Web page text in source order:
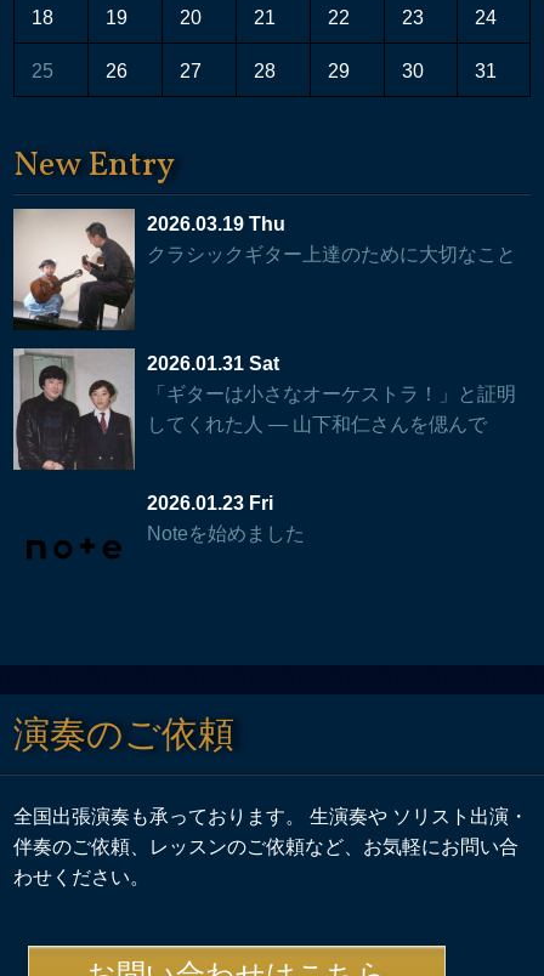
18 19 20 21 22 23 24
25 26 27 28 29 30 31
New Entry
2026.03.19 Thu
クラシックギター上達のために大切なこと
2026.01.31 Sat
「ギターは小さなオーケストラ！」と証明
してくれた人 — 山下和仁さんを偲んで
2026.01.23 Fri
Noteを始めました
演奏のご依頼
全国出張演奏も承っております。 生演奏や ソリスト出演・
伴奏のご依頼、レッスンのご依頼など、お気軽にお問い合
わせください。